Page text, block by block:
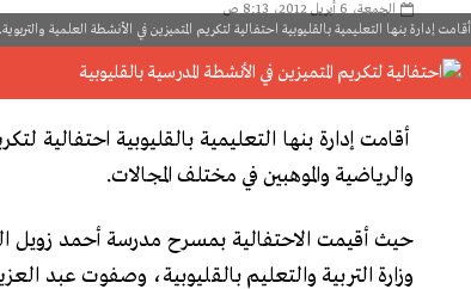
الجمعة، 6 أبريل 2012، 8:13 ص
أقامت إدارة بنها التعليمية بالقليوبية احتفالية لتكريم المتميزين في الأنشطة العلمية
أقامت إدارة بنها التعليمية بالقليوبية احتفالية
والرياضية والموهبين في مختلف المجالات.
حيث أقيمت الاحتفالية بمسرح مدرسة أحمد زويل
وزارة التربية والتعليم بالقليوبية، وصفوت عبد